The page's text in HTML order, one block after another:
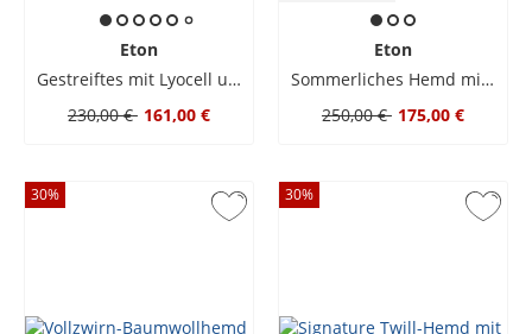
Eton
Gestreiftes mit Lyocell und Kentkragen, Contemporary Fit
230,00 € 161,00 €
Eton
Sommerliches Hemd mit Lyocell und floralem Print, Slim Fit
250,00 € 175,00 €
30% 30%